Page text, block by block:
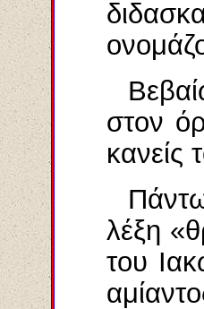
στον
κανείς
λέξη
του